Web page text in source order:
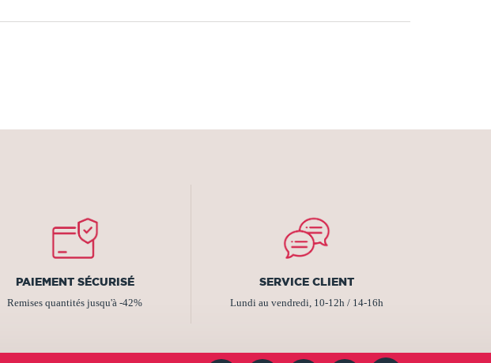
PAIEMENT SÉCURISÉ
Remises quantités jusqu'à -42%
SERVICE CLIENT
Lundi au vendredi, 10-12h / 14-16h